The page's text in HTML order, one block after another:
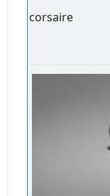
corsaire